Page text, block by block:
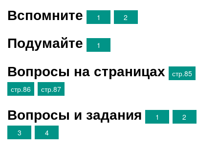
Вспомните 1 2
Подумайте 1
Вопросы на страницах
стр.85
стр.86
стр.87
Вопросы и задания 1
2
3
4